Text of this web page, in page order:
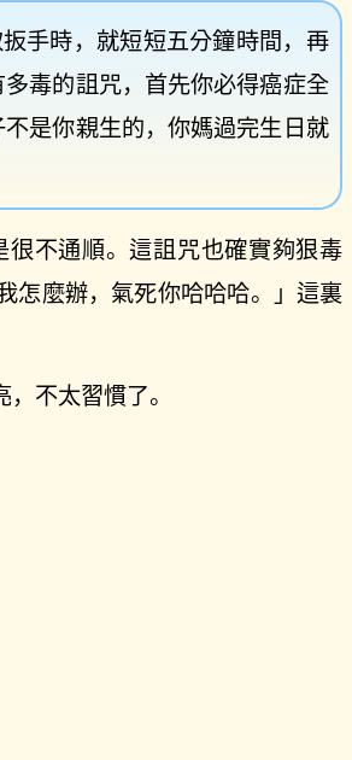
手時，就短短五分鐘時間，再
毒的詛咒，首先你必得癌症全
是你親生的，你媽過完生日就
不通順。這詛咒也確實夠狠毒
怎麼辦，氣死你哈哈哈。」這裏
不太習慣了。